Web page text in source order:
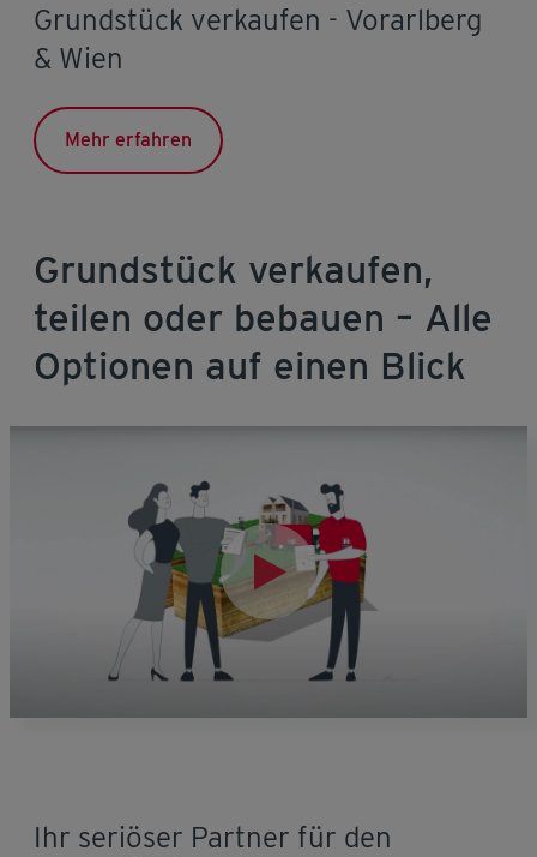
Grundstück verkaufen - Vorarlberg
& Wien
Mehr erfahren
Grundstück verkaufen,
teilen oder bebauen – Alle
Optionen auf einen Blick
Ihr seriöser Partner für den